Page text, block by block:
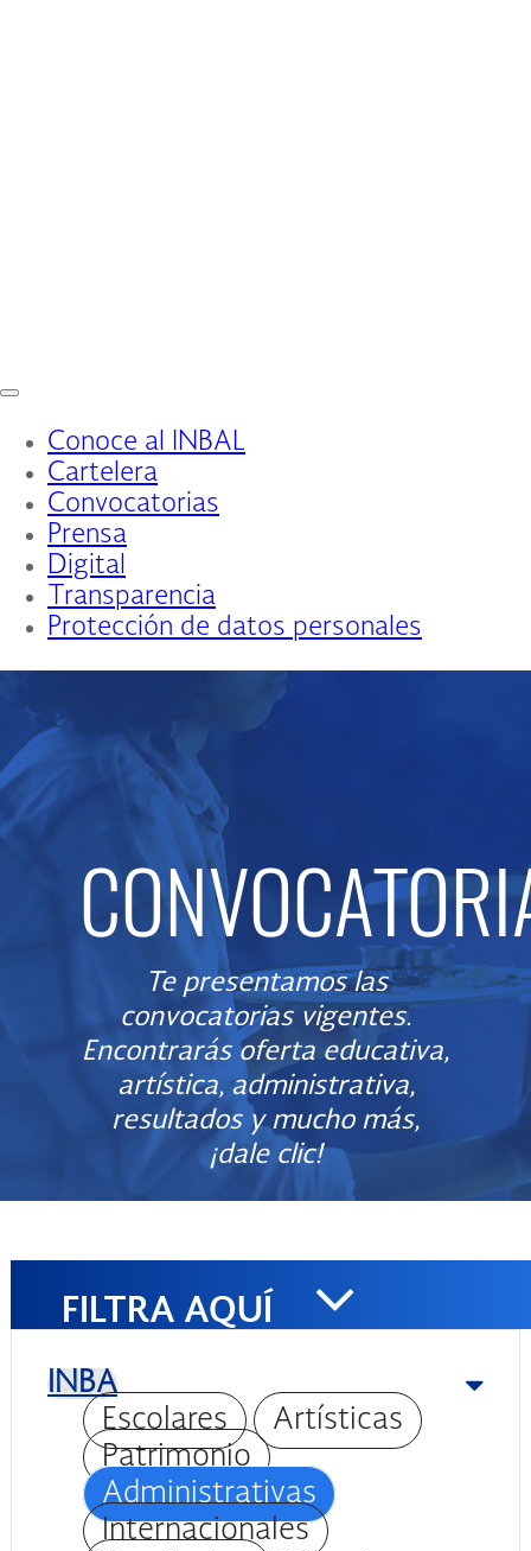
de
Navegación
Conoce al INBAL
Cartelera
Convocatorias
Prensa
Digital
Transparencia
Protección de datos personales
Te presentamos las
convocatorias vigentes.
Encontrarás oferta educativa,
artística, administrativa,
resultados y mucho más,
¡dale clic!
FILTRA AQUÍ
INBA
Escolares
Artísticas
Patrimonio
Administrativas
Internacionales